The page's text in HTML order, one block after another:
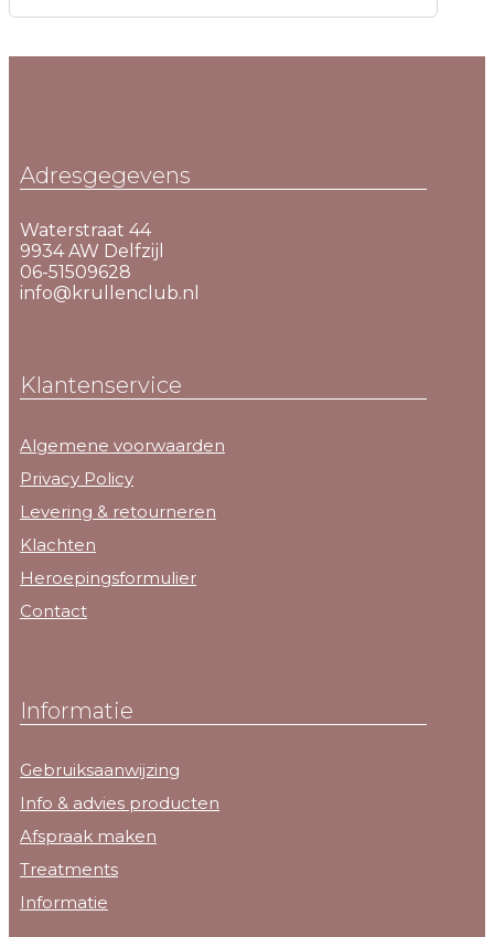
Adresgegevens
Waterstraat 44
9934 AW Delfzijl
06-51509628
info@krullenclub.nl
Klantenservice
Algemene voorwaarden
Privacy Policy
Levering & retourneren
Klachten
Heroepingsformulier
Contact
Informatie
Gebruiksaanwijzing
Info & advies producten
Afspraak maken
Treatments
Informatie